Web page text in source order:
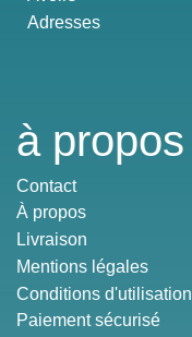
Adresses
à propos
Contact
À propos
Livraison
Mentions légales
Conditions d'utilisation
Paiement sécurisé